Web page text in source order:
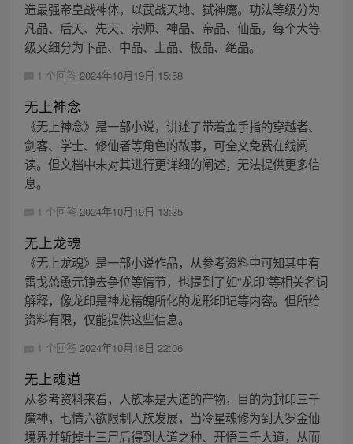
造最强帝皇战神体，以武战天地、弑神魔。功法等级分为
凡品、后天、先天、宗师、神品、帝品、仙品，每个大等
级又细分为下品、中品、上品、极品、绝品。
1 个回答 2024年10月19日 15:58
无上神念
《无上神念》是一部小说，讲述了带着金手指的穿越者、
剑客、学士、修仙者等角色的故事，可全文免费在线阅
读。但文档中未对其进行更详细的阐述，无法提供更多信
息。
1 个回答 2024年10月19日 13:35
无上龙魂
《无上龙魂》是一部小说作品，从参考资料中可知其中有
雷戈怂恿元铮去争位等情节，也提到了如“龙印”等相关名词
解释，像龙印是神龙精魄所化的龙形印记等内容。但所给
资料有限，仅能提供这些信息。
1 个回答 2024年10月18日 22:06
无上魂道
从参考资料来看，人族本是大道的产物，目的为封印三千
魔神，七情六欲限制人族发展，当冷星魂修为到大罗金仙
境界并斩掉十三尸后得到大道之种、开悟三千大道，从而